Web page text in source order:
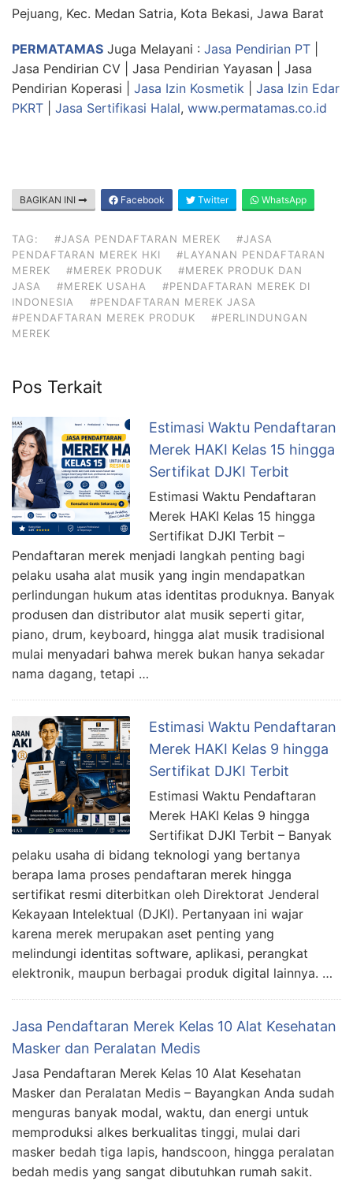
Pejuang, Kec. Medan Satria, Kota Bekasi, Jawa Barat
PERMATAMAS Juga Melayani : Jasa Pendirian PT
Jasa Pendirian CV | Jasa Pendirian Yayasan | Jasa
Pendirian Koperasi | Jasa Izin Kosmetik
Jasa Izin Edar
PKRT
Jasa Sertifikasi Halal, www.permatamas.co.id
BAGIKAN INI Facebook Twitter WhatsApp
TAG: #JASA PENDAFTARAN MEREK
#JASA
PENDAFTARAN MEREK HKI
#LAYANAN PENDAFTARAN
MEREK
#MEREK PRODUK
#MEREK PRODUK DAN
JASA
#MEREK USAHA
#PENDAFTARAN MEREK DI
INDONESIA
#PENDAFTARAN MEREK JASA
#PENDAFTARAN MEREK PRODUK
#PERLINDUNGAN
MEREK
Pos Terkait
Estimasi Waktu Pendaftaran
Merek HAKI Kelas 15 hingga
Sertifikat DJKI Terbit
Estimasi Waktu Pendaftaran
Merek HAKI Kelas 15 hingga
Sertifikat DJKI Terbit –
Pendaftaran merek menjadi langkah penting bagi
pelaku usaha alat musik yang ingin mendapatkan
perlindungan hukum atas identitas produknya. Banyak
produsen dan distributor alat musik seperti gitar,
piano, drum, keyboard, hingga alat musik tradisional
mulai menyadari bahwa merek bukan hanya sekadar
nama dagang, tetapi …
Estimasi Waktu Pendaftaran
Merek HAKI Kelas 9 hingga
Sertifikat DJKI Terbit
Estimasi Waktu Pendaftaran
Merek HAKI Kelas 9 hingga
Sertifikat DJKI Terbit – Banyak
pelaku usaha di bidang teknologi yang bertanya
berapa lama proses pendaftaran merek hingga
sertifikat resmi diterbitkan oleh Direktorat Jenderal
Kekayaan Intelektual (DJKI). Pertanyaan ini wajar
karena merek merupakan aset penting yang
melindungi identitas software, aplikasi, perangkat
elektronik, maupun berbagai produk digital lainnya. …
Jasa Pendaftaran Merek Kelas 10 Alat Kesehatan
Masker dan Peralatan Medis
Jasa Pendaftaran Merek Kelas 10 Alat Kesehatan
Masker dan Peralatan Medis – Bayangkan Anda sudah
menguras banyak modal, waktu, dan energi untuk
memproduksi alkes berkualitas tinggi, mulai dari
masker bedah tiga lapis, handscoon, hingga peralatan
bedah medis yang sangat dibutuhkan rumah sakit.